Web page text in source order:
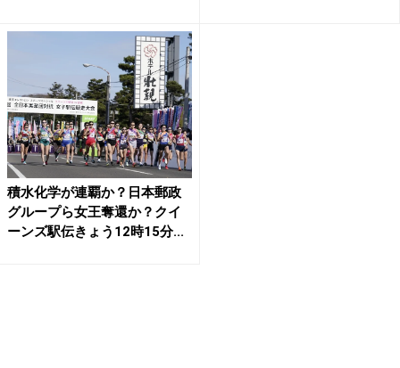
積水化学が連覇か？日本郵政
グループら女王奪還か？クイ
ーンズ駅伝きょう12時15分...